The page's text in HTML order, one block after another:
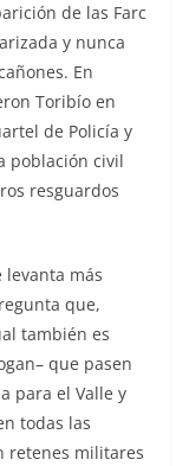
de las Farc
y nunca
En
Toribío en
de Policía y
población civil
resguardos
levanta más
que,
también es
que pasen
para el Valle y
todas las
retenes militares